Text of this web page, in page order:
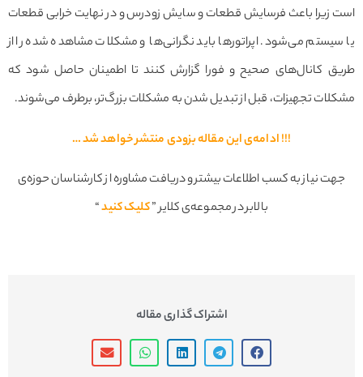
است زیرا باعث فرسایش قطعات و سایش زودرس و در نهایت خرابی قطعات
یا سیستم می‌شود. اپراتورها باید نگرانی‌ها و مشکلات مشاهده شده را از
طریق کانال‌های صحیح و فورا گزارش کنند تا اطمینان حاصل شود که
مشکلات تجهیزات، قبل از تبدیل شدن به مشکلات بزرگ‌تر، برطرف می‌شوند.
!!! ادامه‌ی این مقاله بزودی منتشر خواهد شد …
جهت نیاز به کسب اطلاعات بیشتر و دریافت مشاوره از کارشناسان حوزه‌ی
بالابر در مجموعه‌ی کلایر ”کلیک کنید“
اشتراک گذاری مقاله